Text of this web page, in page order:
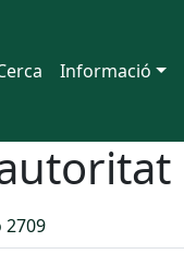
Informació
2709